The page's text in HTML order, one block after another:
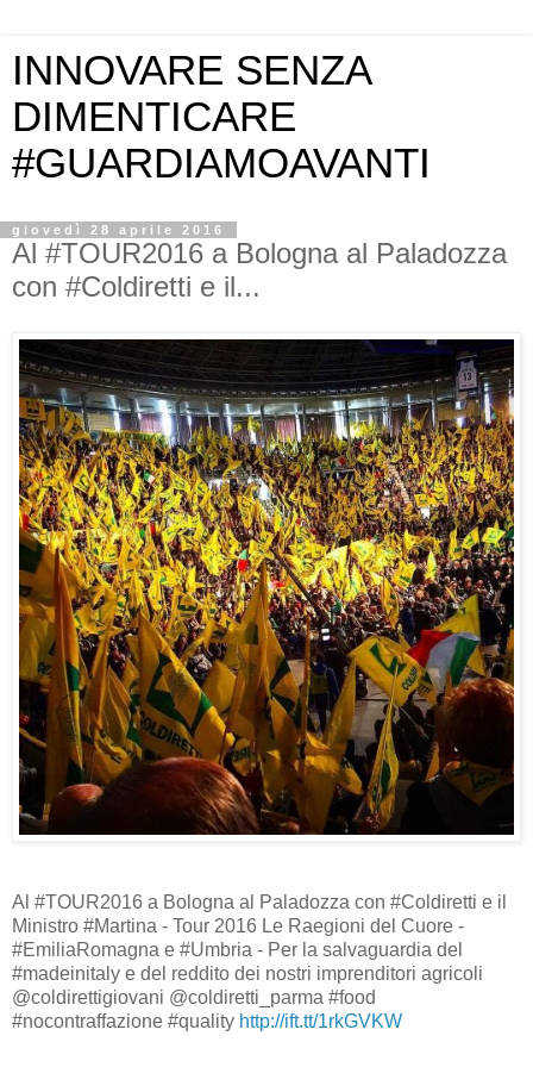
INNOVARE SENZA
DIMENTICARE
#GUARDIAMOAVANTI
giovedì 28 aprile 2016
Al #TOUR2016 a Bologna al Paladozza
con #Coldiretti e il...
Al #TOUR2016 a Bologna al Paladozza con #Coldiretti e il
Ministro #Martina - Tour 2016 Le Raegioni del Cuore -
#EmiliaRomagna e #Umbria - Per la salvaguardia del
#madeinitaly e del reddito dei nostri imprenditori agricoli
@coldirettigiovani @coldiretti_parma #food
#nocontraffazione #quality http://ift.tt/1rkGVKW